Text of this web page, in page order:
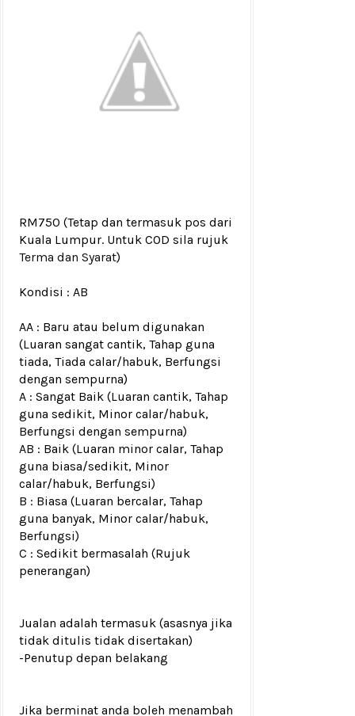
RM750 (Tetap dan termasuk pos dari
Kuala Lumpur. Untuk COD sila rujuk
Terma dan Syarat)
Kondisi : AB
AA : Baru atau belum digunakan
(Luaran sangat cantik, Tahap guna
tiada, Tiada calar/habuk, Berfungsi
dengan sempurna)
A : Sangat Baik (Luaran cantik, Tahap
guna sedikit, Minor calar/habuk,
Berfungsi dengan sempurna)
AB : Baik (Luaran minor calar, Tahap
guna biasa/sedikit, Minor
calar/habuk, Berfungsi)
B : Biasa (Luaran bercalar, Tahap
guna banyak, Minor calar/habuk,
Berfungsi)
C : Sedikit bermasalah (Rujuk
penerangan)
Jualan adalah termasuk (asasnya jika
tidak ditulis tidak disertakan)
-Penutup depan belakang
Jika berminat anda boleh menambah